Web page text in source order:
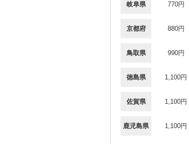
岐阜県 770円
京都府 880円
鳥取県 990円
徳島県 1,100円
佐賀県 1,100円
鹿児島県 1,100円